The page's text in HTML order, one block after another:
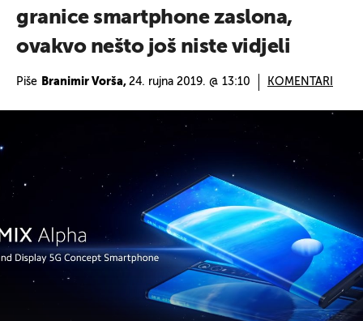
granice smartphone zaslona,
ovakvo nešto još niste vidjeli
Piše Branimir Vorša, 24. rujna 2019. @ 13:10 KOMENTARI